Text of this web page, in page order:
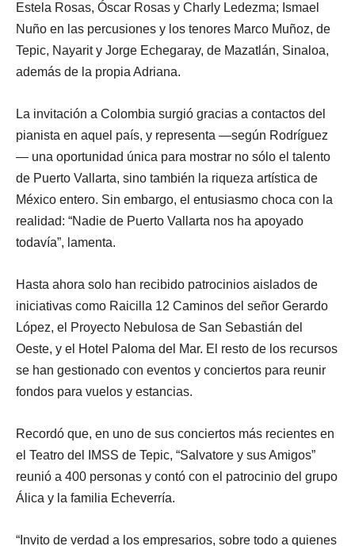
Estela Rosas, Óscar Rosas y Charly Ledezma; Ismael
Nuño en las percusiones y los tenores Marco Muñoz, de
Tepic, Nayarit y Jorge Echegaray, de Mazatlán, Sinaloa,
además de la propia Adriana.
La invitación a Colombia surgió gracias a contactos del
pianista en aquel país, y representa —según Rodríguez
— una oportunidad única para mostrar no sólo el talento
de Puerto Vallarta, sino también la riqueza artística de
México entero. Sin embargo, el entusiasmo choca con la
realidad: “Nadie de Puerto Vallarta nos ha apoyado
todavía”, lamenta.
Hasta ahora solo han recibido patrocinios aislados de
iniciativas como Raicilla 12 Caminos del señor Gerardo
López, el Proyecto Nebulosa de San Sebastián del
Oeste, y el Hotel Paloma del Mar. El resto de los recursos
se han gestionado con eventos y conciertos para reunir
fondos para vuelos y estancias.
Recordó que, en uno de sus conciertos más recientes en
el Teatro del IMSS de Tepic, “Salvatore y sus Amigos”
reunió a 400 personas y contó con el patrocinio del grupo
Álica y la familia Echeverría.
“Invito de verdad a los empresarios, sobre todo a quienes